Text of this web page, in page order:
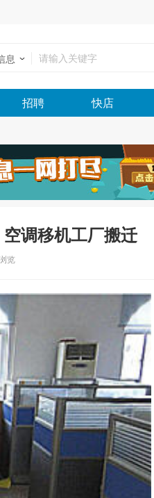
息
招聘 快店
空调移机工厂搬迁
览